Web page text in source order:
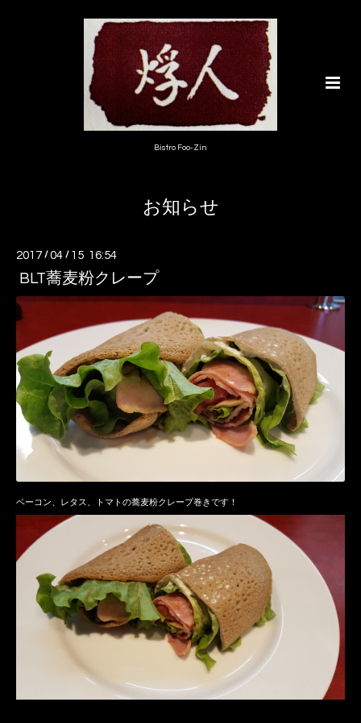
Bistro Foo-Zin
お知らせ
2017 /04 / 15 16:54
BLT蕎麦粉クレープ
ベーコン、レタス、トマトの蕎麦粉クレープ巻きです！